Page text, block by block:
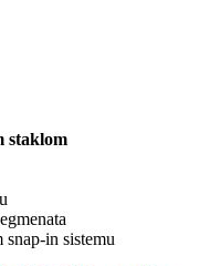
staklom
in sistemu